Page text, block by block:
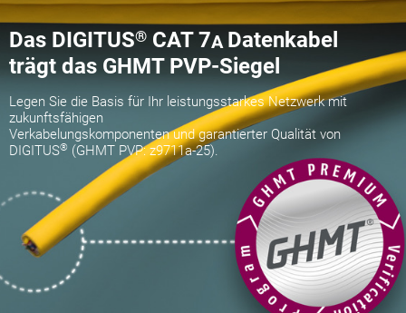
Das DIGITUS® CAT 7A Datenkabel
trägt das GHMT PVP-Siegel
Legen Sie die Basis für Ihr leistungsstarkes Netzwerk mit
zukunftsfähigen
Verkabelungskomponenten und garantierter Qualität von
DIGITUS® (GHMT PVP: z9711a-25).